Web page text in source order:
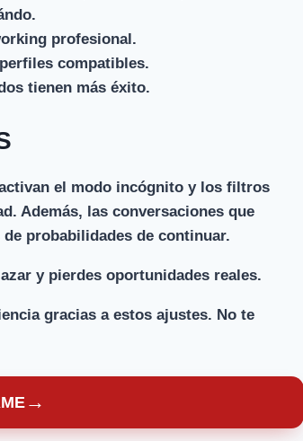
profesional.
compatibles.
tienen más éxito.
el modo incógnito y los filtros
Además, las conversaciones que
probabilidades de continuar.
y pierdes oportunidades reales.
gracias a estos ajustes. No te
→